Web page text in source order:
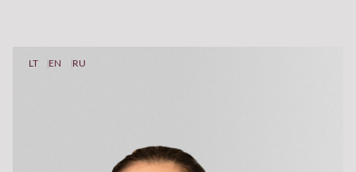
LT EN RU